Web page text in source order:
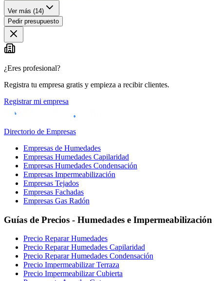
Ver más (14)
Pedir presupuesto
¿Eres profesional?
Registra tu empresa gratis y empieza a recibir clientes.
Registrar mi empresa
Directorio de Empresas
Empresas de Humedades
Empresas Humedades Capilaridad
Empresas Humedades Condensación
Empresas Impermeabilización
Empresas Tejados
Empresas Fachadas
Empresas Gas Radón
Guías de Precios - Humedades e Impermeabilización
Precio Reparar Humedades
Precio Reparar Humedades Capilaridad
Precio Reparar Humedades Condensación
Precio Impermeabilizar Terraza
Precio Impermeabilizar Cubierta